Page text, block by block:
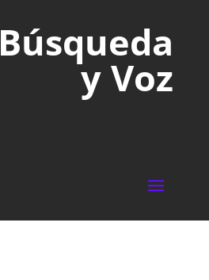
Búsqueda
y Voz